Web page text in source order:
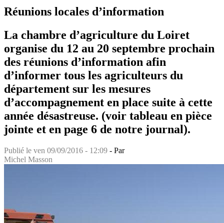
Réunions locales d’information
La chambre d’agriculture du Loiret
organise du 12 au 20 septembre prochain
des réunions d’information afin
d’informer tous les agriculteurs du
département sur les mesures
d’accompagnement en place suite à cette
année désastreuse. (voir tableau en pièce
jointe et en page 6 de notre journal).
Publié le ven 09/09/2016 - 12:09 - Par
Michel Masson